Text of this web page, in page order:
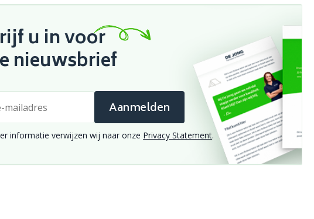
u in voor
nieuwsbrief
Aanmelden
informatie verwijzen wij naar onze Privacy Statement.